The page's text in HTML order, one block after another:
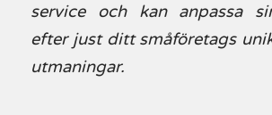
service och kan anpassa
efter just ditt småföretags
utmaningar.